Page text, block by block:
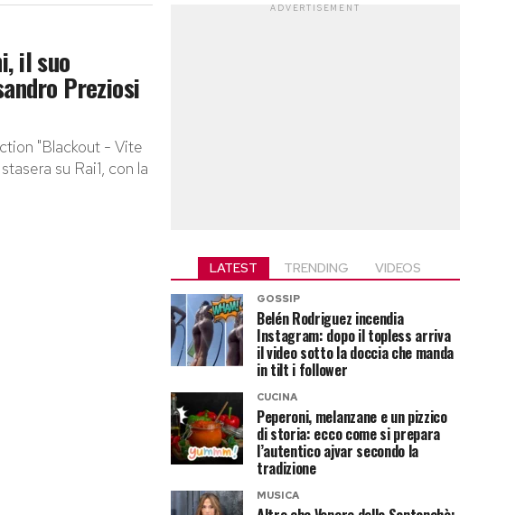
il suo
Preziosi
"Blackout - Vite
su Rai1, con la
ADVERTISEMENT
LATEST TRENDING VIDEOS
GOSSIP
Belén Rodriguez incendia
Instagram: dopo il topless arriva
il video sotto la doccia che manda
in tilt i follower
CUCINA
Peperoni, melanzane e un pizzico
di storia: ecco come si prepara
l’autentico ajvar secondo la
tradizione
MUSICA